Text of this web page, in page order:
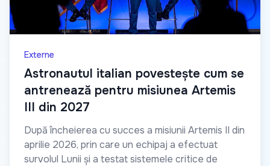
Externe
Astronautul italian povestește cum se
antrenează pentru misiunea Artemis
III din 2027
După încheierea cu succes a misiunii Artemis II din
aprilie 2026, prin care un echipaj a efectuat
survolul Lunii și a testat sistemele critice de